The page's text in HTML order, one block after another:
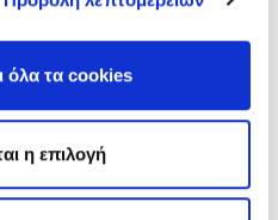
όλα τα cookies
η επιλογή
ταυτότητας ή
να αποτρέψουμε
εσφαλμένων ή